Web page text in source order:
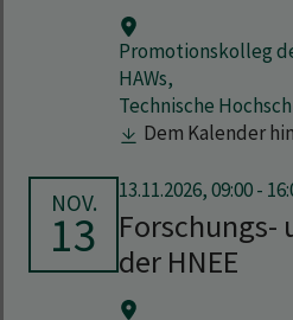
Promotionskolleg
HAWs,
Technische
Dem Kalender
NOV.
13
Forschungs-
der HNEE
13.11.2026, 09:00 -